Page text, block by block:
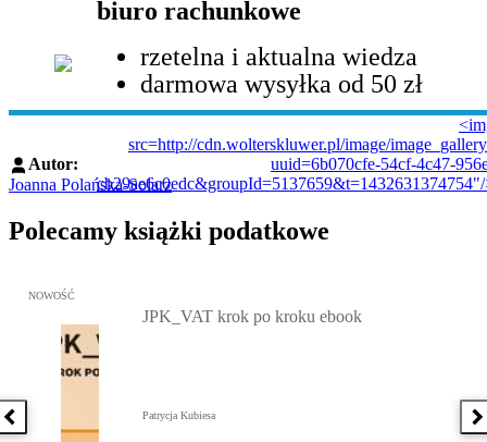
biuro rachunkowe
rzetelna i aktualna wiedza
darmowa wysyłka od 50 zł
src=http://cdn.wolterskluwer.pl/image/
uuid=6b070cfe-54cf-4c47-
Autor:
Joanna Polańska-Solarz
Polecamy książki podatkowe
Poprzednia książka
Przejdź do: JPK_VAT krok po kroku ebook, Patrycja Kubiesa -
NOWOŚĆ
JPK_VAT krok po kroku ebook
Patrycja Kubiesa